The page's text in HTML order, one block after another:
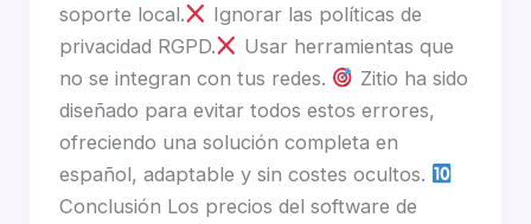
soporte local.
Ignorar las políticas de
privacidad RGPD.
Usar herramientas que
no se integran con tus redes.
Zitio ha sido
diseñado para evitar todos estos errores,
ofreciendo una solución completa en
español, adaptable y sin costes ocultos.
Conclusión Los precios del software de